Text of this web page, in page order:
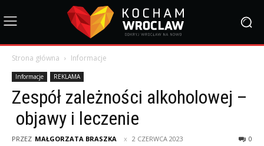
Strona główna Informacje
Informacje REKLAMA
Zespół zależności alkoholowej –
objawy i leczenie
PRZEZ MAŁGORZATA BRASZKA 2 CZERWCA 2023 0